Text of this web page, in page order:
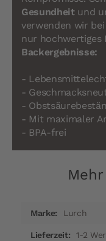
Gesundheitund
verwenden wir
nur hochwertiges
Backergebnisse:
-
-
-
- Mit maximaler
- BPA-frei
InformationenLurch
1-2